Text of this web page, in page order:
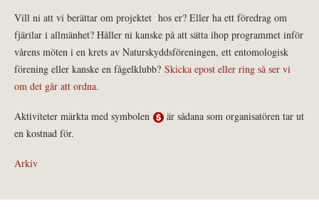
Vill ni att vi berättar om projektet hos er? Eller ha ett föredrag om
fjärilar i allmänhet? Håller ni kanske på att sätta ihop programmet inför
vårens möten i en krets av Naturskyddsföreningen, ett entomologisk
förening eller kanske en fågelklubb? Skicka epost eller ring så ser vi
om det går att ordna.
Aktiviteter märkta med symbolen
är sådana som organisatören tar ut
en kostnad för.
Arkiv